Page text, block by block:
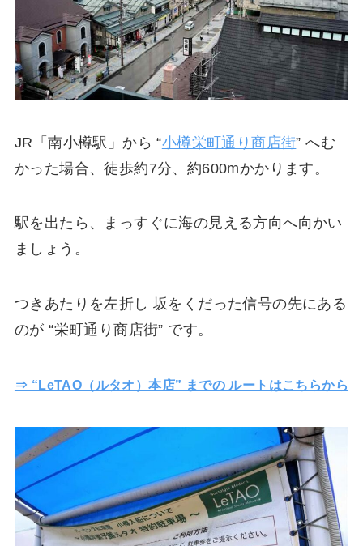
JR「南小樽駅」から “小樽栄町通り商店街” へむ
かった場合、徒歩約7分、約600mかかります。
駅を出たら、まっすぐに海の見える方向へ向かい
ましょう。
つきあたりを左折し 坂をくだった信号の先にある
のが “栄町通り商店街” です。
⇒ “LeTAO（ルタオ）本店” までの ルートはこちらから